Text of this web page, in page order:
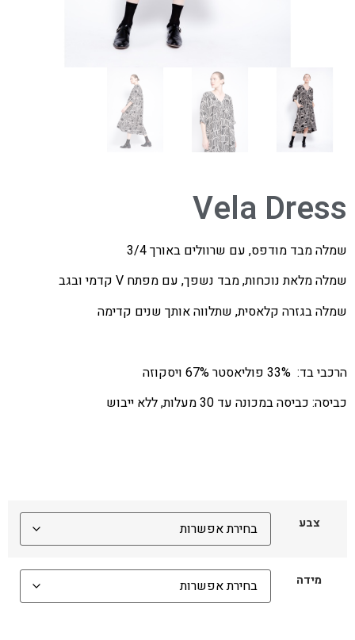
Vela Dress
שמלה מבד מודפס, עם שרוולים באורך 3/4
שמלה מלאת נוכחות, מבד נשפך, עם מפתח V קדמי ובגב
שמלה בגזרה קלאסית, שתלווה אותך שנים קדימה
הרכבי בד: 33% פוליאסטר 67% ויסקוזה
כביסה: כביסה במכונה עד 30 מעלות, ללא ייבוש
צבע
מידה